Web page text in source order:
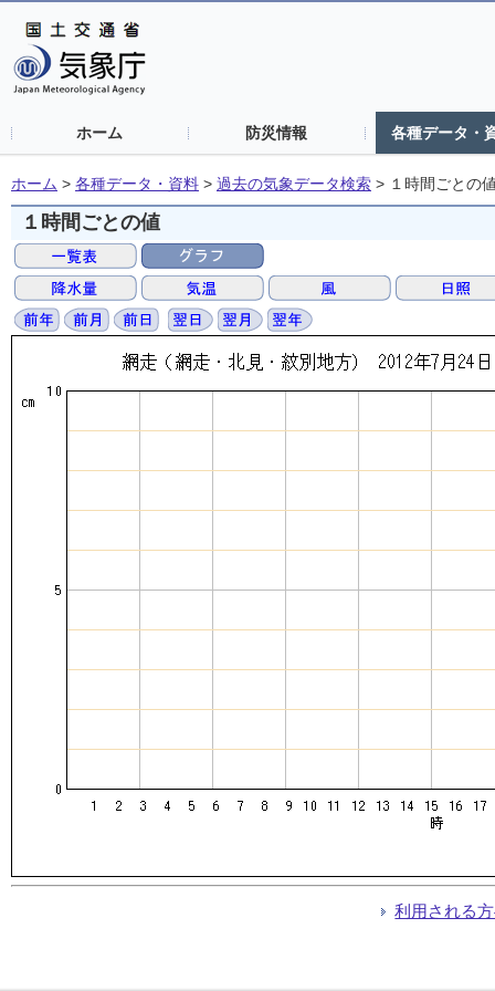
ホーム 防災情報 各種データ・
ホーム > 各種データ・資料 > 過去の気象データ検索 > １時間ごとの
１時間ごとの値
利用される